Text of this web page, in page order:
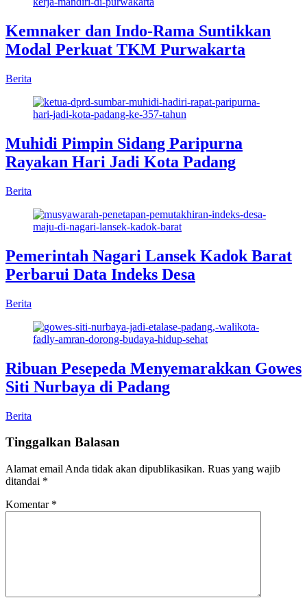
Kemnaker dan Indo-Rama Suntikkan
Modal Perkuat TKM Purwakarta
Berita
Muhidi Pimpin Sidang Paripurna
Rayakan Hari Jadi Kota Padang
Berita
Pemerintah Nagari Lansek Kadok Barat
Perbarui Data Indeks Desa
Berita
Ribuan Pesepeda Menyemarakkan Gowes
Siti Nurbaya di Padang
Berita
Tinggalkan Balasan
Alamat email Anda tidak akan dipublikasikan. Ruas yang wajib
ditandai *
Komentar *